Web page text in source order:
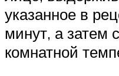
указанное в
минут, а затем
комнатной